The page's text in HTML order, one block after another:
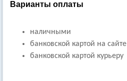
Варианты оплаты
наличными
банковской картой на сайте
банковской картой курьеру